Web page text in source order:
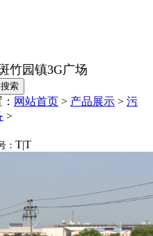
竹园镇3G广场
网站首页 > 产品展示 > 污
>
： T|T